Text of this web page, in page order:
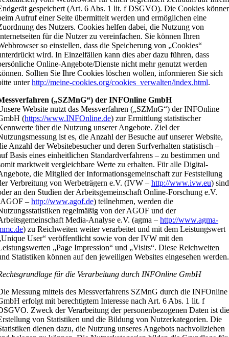
gespeichert (Art. 6 Abs. 1 lit. f DSGVO). Die Cookies
Aufruf einer Seite übermittelt werden und ermöglichen eine
des Nutzers. Cookies helfen dabei, die Nutzung von
für die Nutzer zu vereinfachen. Sie können Ihren
so einstellen, dass die Speicherung von „Cookies“
wird. In Einzelfällen kann dies aber dazu führen, dass
Online-Angebote/Dienste nicht mehr genutzt werden
Sollten Sie Ihre Cookies löschen wollen, informieren Sie sich
unterhttp://meine-cookies.org/cookies_verwalten/index.html.
(„SZMnG“) der INFOnline GmbH
Website nutzt das Messverfahren („SZMnG“) der INFOnline
(https://www.INFOnline.de) zur Ermittlung statistischer
über die Nutzung unserer Angebote. Ziel der
ist es, die Anzahl der Besuche auf unserer Website,
Anzahl der Websitebesucher und deren Surfverhalten statistisch –
Basis eines einheitlichen Standardverfahrens – zu bestimmen und
marktweit vergleichbare Werte zu erhalten. Für alle Digital-
die Mitglied der Informationsgemeinschaft zur Feststellung
Verbreitung von Werbeträgern e.V. (IVW –http://www.ivw.eu) sind
an den Studien der Arbeitsgemeinschaft Online-Forschung e.V.
–http://www.agof.de) teilnehmen, werden die
regelmäßig von der AGOF und der
Media-Analyse e.V. (agma –http://www.agma-
) zu Reichweiten weiter verarbeitet und mit dem Leistungswert
User“ veröffentlicht sowie von der IVW mit den
„Page Impression“ und „Visits“. Diese Reichweiten
Statistiken können auf den jeweiligen Websites eingesehen werden.
für die Verarbeitung durch INFOnline GmbH
Messung mittels des Messverfahrens SZMnG durch die INFOnline
erfolgt mit berechtigtem Interesse nach Art. 6 Abs. 1 lit. f
Zweck der Verarbeitung der personenbezogenen Daten ist
von Statistiken und die Bildung von Nutzerkategorien. Die
dienen dazu, die Nutzung unseres Angebots nachvollziehen